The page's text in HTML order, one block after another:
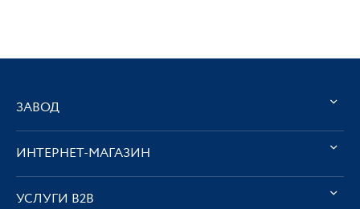
ЗАВОД
ИНТЕРНЕТ-МАГАЗИН
УСЛУГИ В2В